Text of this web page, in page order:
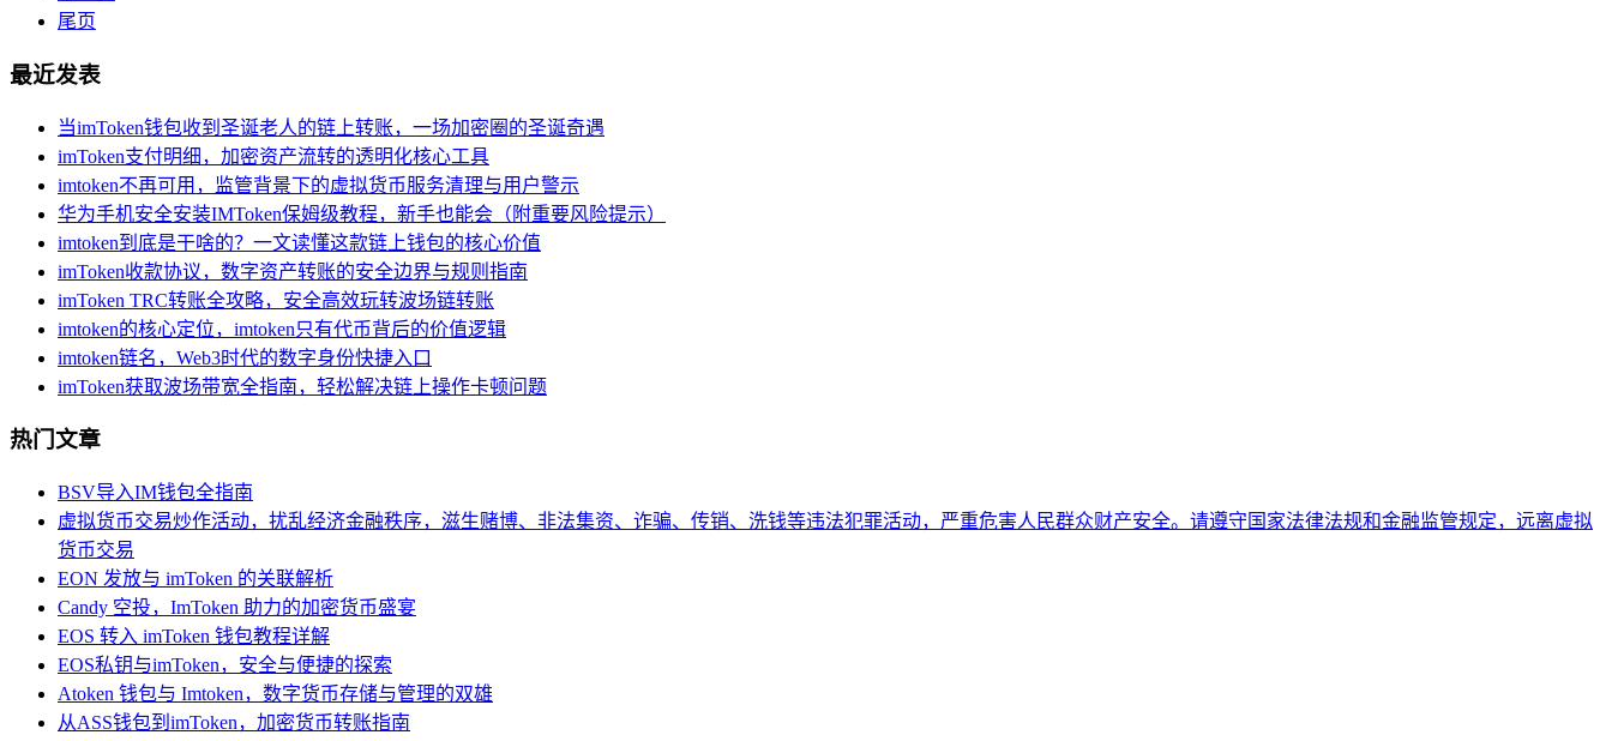
尾页
最近发表
当imToken钱包收到圣诞老人的链上转账，一场加密圈的圣诞奇遇
imToken支付明细，加密资产流转的透明化核心工具
imtoken不再可用，监管背景下的虚拟货币服务清理与用户警示
华为手机安全安装IMToken保姆级教程，新手也能会（附重要风险提示）
imtoken到底是干啥的？一文读懂这款链上钱包的核心价值
imToken收款协议，数字资产转账的安全边界与规则指南
imToken TRC转账全攻略，安全高效玩转波场链转账
imtoken的核心定位，imtoken只有代币背后的价值逻辑
imtoken链名，Web3时代的数字身份快捷入口
imToken获取波场带宽全指南，轻松解决链上操作卡顿问题
热门文章
BSV导入IM钱包全指南
虚拟货币交易炒作活动，扰乱经济金融秩序，滋生赌博、非法集资、诈骗、传销、洗钱等违法犯罪活动，严重危害人民群众财产安全。请遵守国家法律法规和金融监管规定，远离虚拟
货币交易
EON 发放与 imToken 的关联解析
Candy 空投，ImToken 助力的加密货币盛宴
EOS 转入 imToken 钱包教程详解
EOS私钥与imToken，安全与便捷的探索
Atoken 钱包与 Imtoken，数字货币存储与管理的双雄
从ASS钱包到imToken，加密货币转账指南